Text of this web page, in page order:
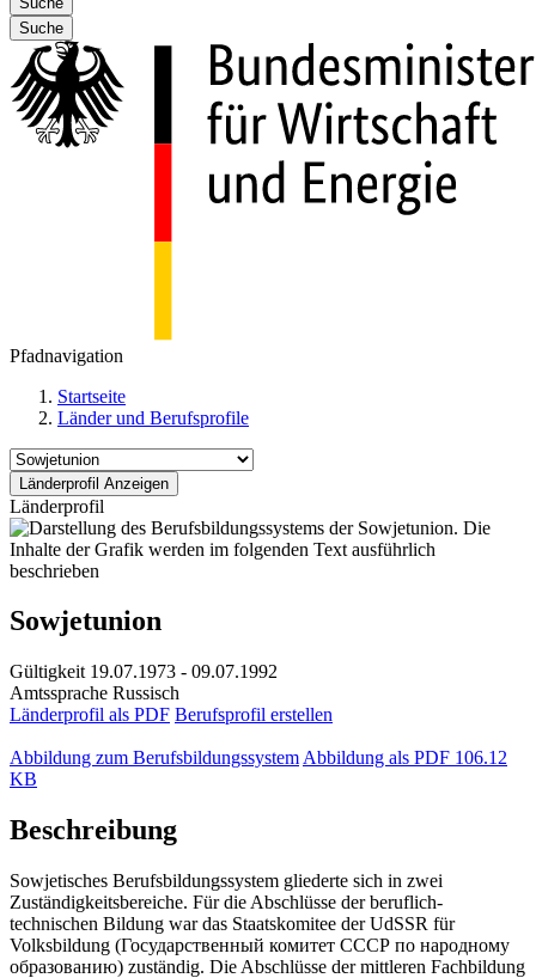
Suche
Pfadnavigation
Startseite
Länder und Berufsprofile
Länderprofil
Sowjetunion
Gültigkeit 19.07.1973 - 09.07.1992
Amtssprache Russisch
Länderprofil als PDF Berufsprofil erstellen
Abbildung zum Berufsbildungssystem Abbildung als PDF 106.12
KB
Beschreibung
Sowjetisches Berufsbildungssystem gliederte sich in zwei
Zuständigkeitsbereiche. Für die Abschlüsse der beruflich-
technischen Bildung war das Staatskomitee der UdSSR für
Volksbildung (Государственный комитет СССР по народному
образованию) zuständig. Die Abschlüsse der mittleren Fachbildung